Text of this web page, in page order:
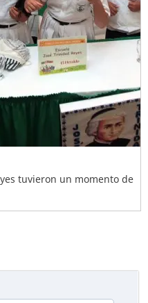
tuvieron un momento de